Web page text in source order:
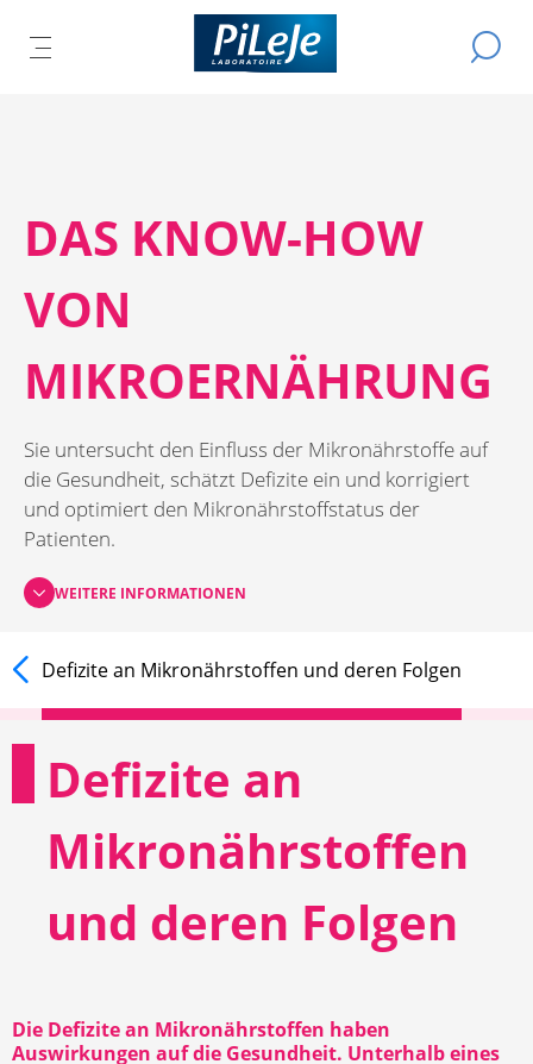
DAS
Alle
Produkte
Eine
Suche
DAS KNOW-HOW
VON
MIKROERNÄHRUNG
Sie untersucht den Einfluss der Mikronährstoffe auf
die Gesundheit, schätzt Defizite ein und korrigiert
und optimiert den Mikronährstoffstatus der
Patienten.
WEITERE INFORMATIONEN
Defizite an Mikronährstoffen und deren Folgen
Defizite an
Mikronährstoffen
und deren Folgen
Die Defizite an Mikronährstoffen haben
Auswirkungen auf die Gesundheit. Unterhalb eines